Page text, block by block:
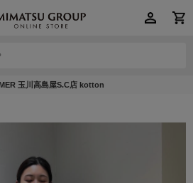
玉川高島屋S.C店 kotton